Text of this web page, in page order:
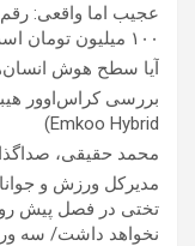
عجیب اما واقعی:
۱۰۰ میلیون تومان است!
آیا سطح هوش
Emkoo Hybrid)
محمد حقیقی،
مدیرکل ورزش و
تختی در فصل پیش رو
نخواهد داشت/ سه